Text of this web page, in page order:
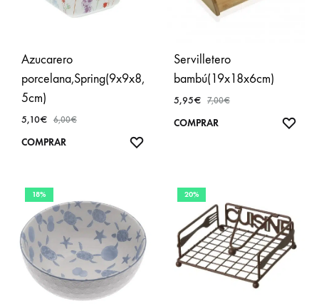
Azucarero
porcelana,Spring(9x9x8,
5cm)
5,10€ 6,00€
COMPRAR
Servilletero
bambú(19x18x6cm)
5,95€ 7,00€
COMPRAR
18% 20%